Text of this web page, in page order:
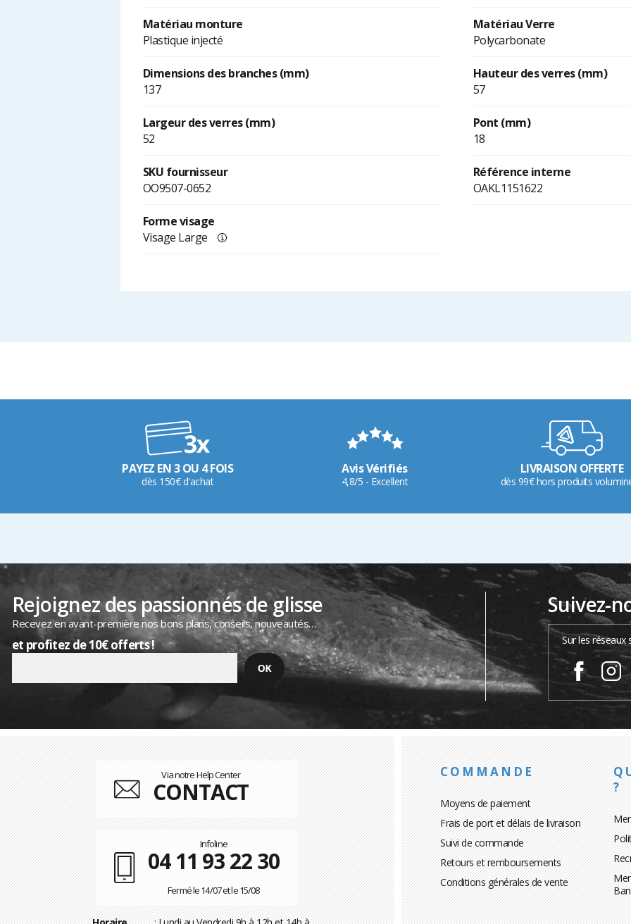
Matériau monture
Plastique injecté
Matériau Verre
Polycarbonate
Dimensions des branches (mm)
137
Hauteur des verres (mm)
57
Largeur des verres (mm)
52
Pont (mm)
18
SKU fournisseur
OO9507-0652
Référence interne
OAKL1151622
Forme visage
Visage Large
PAYEZ EN 3 OU 4 FOIS
dès 150€ d'achat
Avis Vérifiés
4,8/5 - Excellent
LIVRAISON OFFERTE
dès 99€ hors produits
Rejoignez des passionnés de glisse
Recevez en avant-première nos bons plans, conseils, nouveautés…
et profitez de 10€ offerts !
Suivez-
Sur les réseaux
Via notre Help Center
CONTACT
Infoline
04 11 93 22 30
Fermé le 14/07 et le 15/08
COMMANDE
Moyens de paiement
Frais de port et délais de livraison
Suivi de commande
Retours et remboursements
Conditions générales de vente
?